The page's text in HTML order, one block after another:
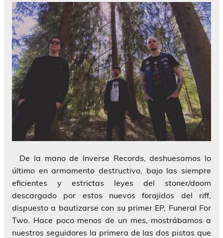
De la mano de Inverse Records, deshuesamos lo
último en armamento destructivo, bajo las siempre
eficientes y estrictas leyes del stoner/doom
descargado por estos nuevos forajidos del riff,
dispuesto a bautizarse con su primer EP, Funeral For
Two. Hace poco menos de un mes, mostrábamos a
nuestros seguidores la primera de las dos pistas que